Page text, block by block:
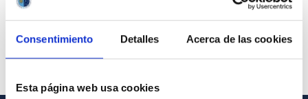
Consentimiento Detalles Acerca de las cookies
Esta página web usa cookies